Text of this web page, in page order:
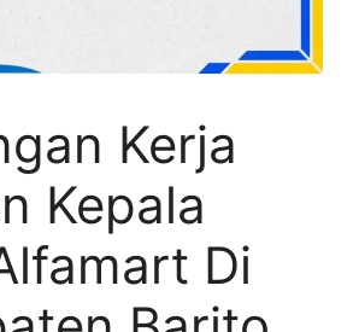
Kerja
Kepala
Di